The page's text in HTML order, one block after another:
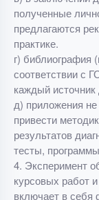
полученные
предлагаются
практике.
г) библиография
соответствии с
каждый
д) приложения
привести
результатов
тесты,
4. Эксперимент
курсовых работ
включает в